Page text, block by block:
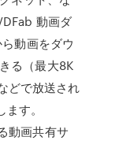
動画ダ
動画をダウ
る（最大8K
どで放送され
す。
動画共有サ